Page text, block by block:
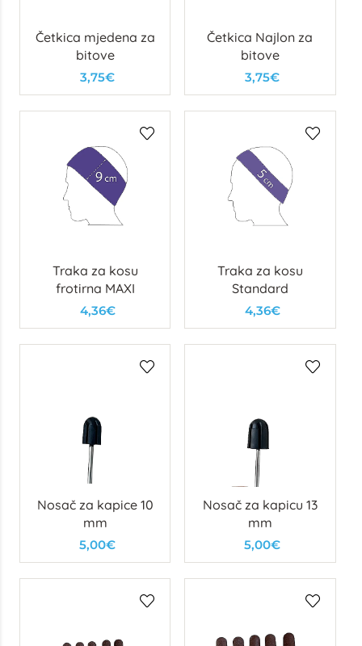
Četkica mjedena za
bitove
3,75€
Četkica Najlon za
bitove
3,75€
Traka za kosu
frotirna MAXI
4,36€
Traka za kosu
Standard
4,36€
Nosač za kapice 10
mm
5,00€
Nosač za kapicu 13
mm
5,00€